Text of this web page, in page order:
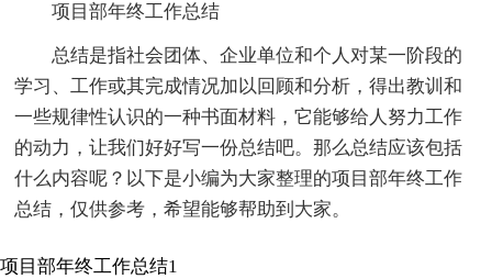
项目部年终工作总结
总结是指社会团体、企业单位和个人对某一阶段的
学习、工作或其完成情况加以回顾和分析，得出教训和
一些规律性认识的一种书面材料，它能够给人努力工作
的动力，让我们好好写一份总结吧。那么总结应该包括
什么内容呢？以下是小编为大家整理的项目部年终工作
总结，仅供参考，希望能够帮助到大家。
项目部年终工作总结1